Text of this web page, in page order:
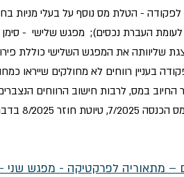
שליוותה את המפגש השלישי כוללת
במס, לרבות חישוב הרווחים
לעניין חיוב בתוספת המס, ודוגמאות.
– מתאוריה לפרקטיקה - מפגש